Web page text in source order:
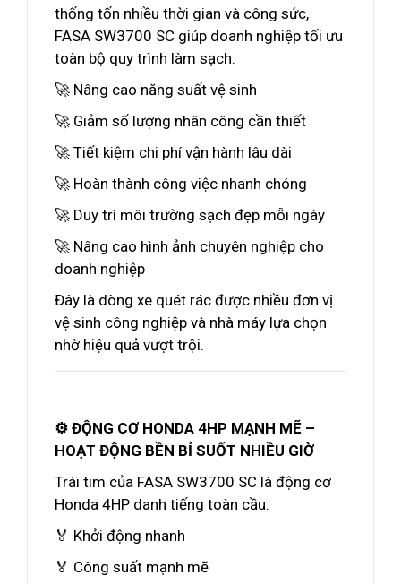
thống tốn nhiều thời gian và công sức,
FASA SW3700 SC giúp doanh nghiệp tối ưu
toàn bộ quy trình làm sạch.
🚀 Nâng cao năng suất vệ sinh
🚀 Giảm số lượng nhân công cần thiết
🚀 Tiết kiệm chi phí vận hành lâu dài
🚀 Hoàn thành công việc nhanh chóng
🚀 Duy trì môi trường sạch đẹp mỗi ngày
🚀 Nâng cao hình ảnh chuyên nghiệp cho
doanh nghiệp
Đây là dòng xe quét rác được nhiều đơn vị
vệ sinh công nghiệp và nhà máy lựa chọn
nhờ hiệu quả vượt trội.
⚙️ ĐỘNG CƠ HONDA 4HP MẠNH MẼ –
HOẠT ĐỘNG BỀN BỈ SUỐT NHIỀU GIỜ
Trái tim của FASA SW3700 SC là động cơ
Honda 4HP danh tiếng toàn cầu.
🏅 Khởi động nhanh
🏅 Công suất mạnh mẽ